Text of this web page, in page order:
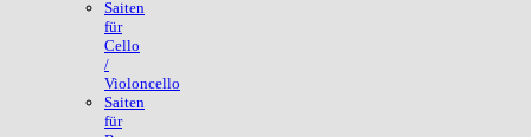
Saiten
für
Cello
/
Violoncello
Saiten
für